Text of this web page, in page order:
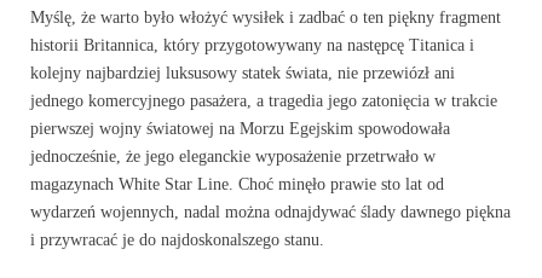
Myślę, że warto było włożyć wysiłek i zadbać o ten piękny fragment
historii Britannica, który przygotowywany na następcę Titanica i
kolejny najbardziej luksusowy statek świata, nie przewiózł ani
jednego komercyjnego pasażera, a tragedia jego zatonięcia w trakcie
pierwszej wojny światowej na Morzu Egejskim spowodowała
jednocześnie, że jego eleganckie wyposażenie przetrwało w
magazynach White Star Line. Choć minęło prawie sto lat od
wydarzeń wojennych, nadal można odnajdywać ślady dawnego piękna
i przywracać je do najdoskonalszego stanu.